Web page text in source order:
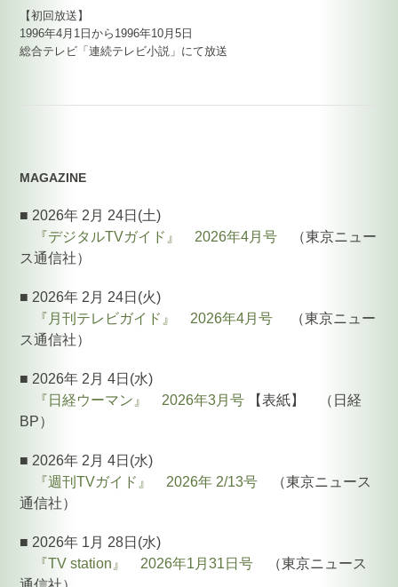
【初回放送】
1996年4月1日から1996年10月5日
総合テレビ「連続テレビ小説」にて放送
MAGAZINE
■ 2026年 2月 24日(土)
『デジタルTVガイド』 2026年4月号 （東京ニュー
ス通信社）
■ 2026年 2月 24日(火)
『月刊テレビガイド』 2026年4月号 （東京ニュー
ス通信社）
■ 2026年 2月 4日(水)
『日経ウーマン』 2026年3月号 【表紙】 （日経
BP）
■ 2026年 2月 4日(水)
『週刊TVガイド』 2026年 2/13号 （東京ニュース
通信社）
■ 2026年 1月 28日(水)
『TV station』 2026年1月31日号 （東京ニュース